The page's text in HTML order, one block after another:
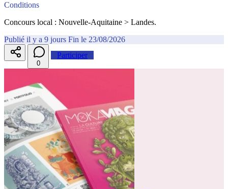
Conditions
Concours local : Nouvelle-Aquitaine > Landes.
Publié il y a 9 jours Fin le 23/08/2026
0
Participer